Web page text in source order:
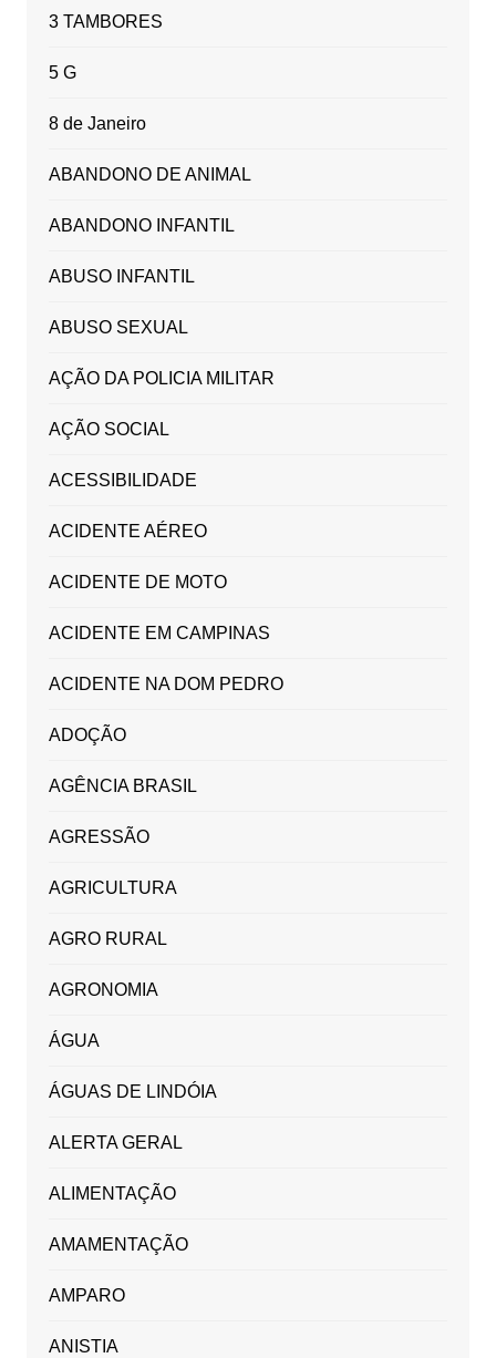
3 TAMBORES
5 G
8 de Janeiro
ABANDONO DE ANIMAL
ABANDONO INFANTIL
ABUSO INFANTIL
ABUSO SEXUAL
AÇÃO DA POLICIA MILITAR
AÇÃO SOCIAL
ACESSIBILIDADE
ACIDENTE AÉREO
ACIDENTE DE MOTO
ACIDENTE EM CAMPINAS
ACIDENTE NA DOM PEDRO
ADOÇÃO
AGÊNCIA BRASIL
AGRESSÃO
AGRICULTURA
AGRO RURAL
AGRONOMIA
ÁGUA
ÁGUAS DE LINDÓIA
ALERTA GERAL
ALIMENTAÇÃO
AMAMENTAÇÃO
AMPARO
ANISTIA